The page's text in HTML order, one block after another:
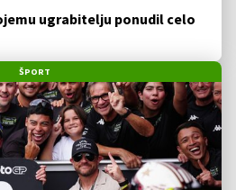
ugrabitelju ponudil celo
ŠPORT